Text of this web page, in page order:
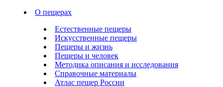
О пещерах
Естественные пещеры
Искусственные пещеры
Пещеры и жизнь
Пещеры и человек
Методика описания и исследования
Справочные материалы
Атлас пещер России